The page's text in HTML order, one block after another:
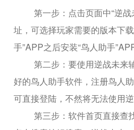
第一步：点击页面中“逆
址，可选择玩家需要的版本下
手”APP之后安装“鸟人助手”APP
第二步：要使用逆战未来
好的鸟人助手软件，注册鸟人
可直接登陆，不然将无法使用逆
第三步：软件首页直接查